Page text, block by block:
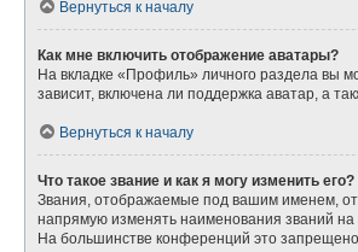
Вернуться к началу
Как мне включить отображение аватары?
На вкладке «Профиль» личного раздела вы
зависит, включена ли поддержка аватар, а
Вернуться к началу
Что такое звание и как я могу изменить его?
Звания, отображаемые под вашим именем,
напрямую изменять наименования званий
На большинстве конференций это